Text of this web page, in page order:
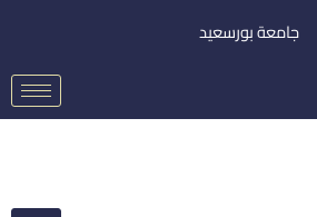
جامعة بورسعيد